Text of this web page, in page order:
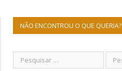
NÃO ENCONTROU O QUE QUERIA?